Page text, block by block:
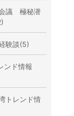
議 極秘潜
験談(5)
ンド情報
トレンド情